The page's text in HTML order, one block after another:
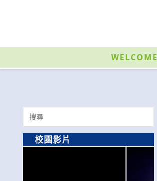
內
WELCOME
Search
for:
校園影片